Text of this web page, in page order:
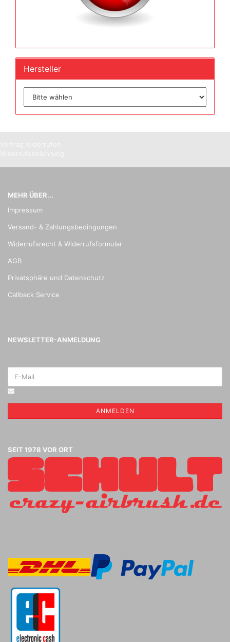
Hersteller
MEHR ÜBER...
Impressum
Versand- & Zahlungsbedingungen
Widerrufsrecht & Widerrufsformular
AGB
Privatsphäre und Datenschutz
Callback Service
NEWSLETTER-ANMELDUNG
ANMELDEN
SEIT 1978 VOR ORT